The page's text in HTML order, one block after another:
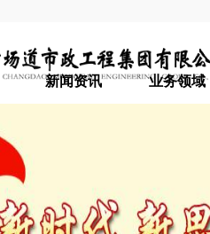
新闻资讯 业务领域